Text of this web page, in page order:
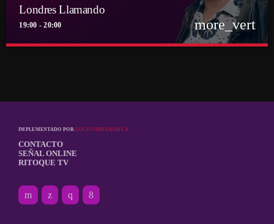
Londres Llamando
19:00 - 20:00 more_vert
El viajero en el tiempo y espacio, Ronald Smith nos comunica
IMPLEMENTADO PORLOCUTORDEMARCA
CONTACTO
SEÑAL ONLINE
RITOQUE TV